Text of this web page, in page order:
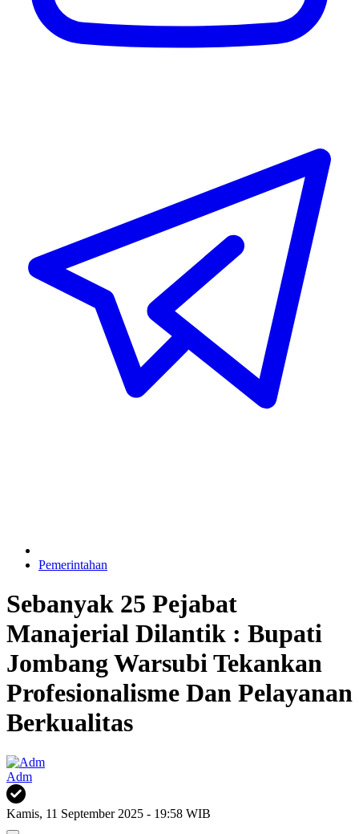
Pemerintahan
Sebanyak 25 Pejabat
Manajerial Dilantik : Bupati
Jombang Warsubi Tekankan
Profesionalisme Dan Pelayanan
Berkualitas
Adm
Kamis, 11 September 2025 - 19:58 WIB